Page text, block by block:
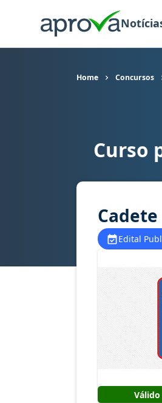
Home Concursos
Curso para
Curso
Cadete
Edital